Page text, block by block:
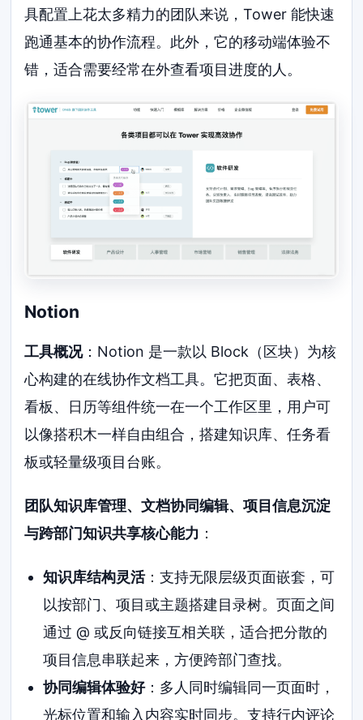
具配置上花太多精力的团队来说，Tower 能快速
跑通基本的协作流程。此外，它的移动端体验不
错，适合需要经常在外查看项目进度的人。
Notion
工具概况：Notion 是一款以 Block（区块）为核
心构建的在线协作文档工具。它把页面、表格、
看板、日历等组件统一在一个工作区里，用户可
以像搭积木一样自由组合，搭建知识库、任务看
板或轻量级项目台账。
团队知识库管理、文档协同编辑、项目信息沉淀
与跨部门知识共享核心能力 ：
知识库结构灵活：支持无限层级页面嵌套，可
以按部门、项目或主题搭建目录树。页面之间
通过 @ 或反向链接互相关联，适合把分散的
项目信息串联起来，方便跨部门查找。
协同编辑体验好：多人同时编辑同一页面时，
光标位置和输入内容实时同步。支持行内评论